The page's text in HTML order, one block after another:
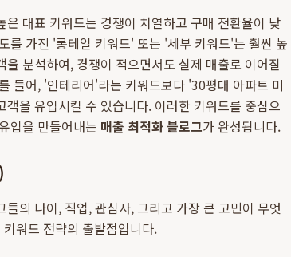
대표 키워드는 경쟁이 치열하고 구매 전환율이 낮
를 가진 '롱테일 키워드' 또는 '세부 키워드'는 훨씬 높
분석하여, 경쟁이 적으면서도 실제 매출로 이어질
들어, '인테리어'라는 키워드보다 '30평대 아파트 미
을 유입시킬 수 있습니다. 이러한 키워드를 중심으
입을 만들어내는 매출 최적화 블로그가 완성됩니다.
의 나이, 직업, 관심사, 그리고 가장 큰 고민이 무엇
워드 전략의 출발점입니다.